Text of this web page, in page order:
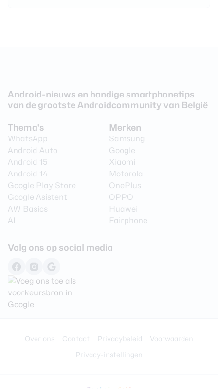
Android-nieuws en handige smartphonetips
van de grootste Androidcommunity van België
Thema's
WhatsApp
Android Auto
Android 15
Android 14
Google Play Store
Google Asistent
AW Basics
AI
Merken
Samsung
Google
Xiaomi
Motorola
OnePlus
OPPO
Huawei
Fairphone
Volg ons op social media
Over ons Contact Privacybeleid
Voorwaarden
Privacy-instellingen